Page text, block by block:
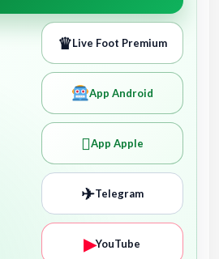
♛Live Foot Premium
App Android
App Apple
✈Telegram
▶YouTube